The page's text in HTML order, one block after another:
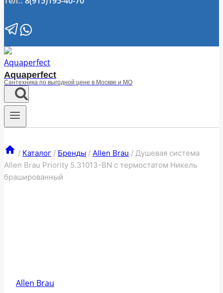
Aquaperfect
Сантехника по выгодной цене в Москве и МО
/ Каталог / Бренды / Allen Brau / Душевая система
Allen Brau Priority 5.31013-BN с термостатом Никель
брашированный
Allen Brau